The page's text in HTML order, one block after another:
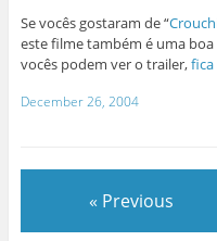
Se vocês gostaram de “
este filme também é uma
vocês podem ver o trailer,
December 26, 2004
« Previous